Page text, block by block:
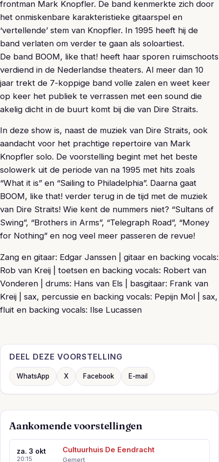
frontman Mark Knopfler. De band kenmerkte zich door
het onmiskenbare karakteristieke gitaarspel en
‘vertellende’ stem van Knopfler. In 1995 heeft hij de
band verlaten om verder te gaan als soloartiest.
De band BOOM, like that! heeft haar sporen ruimschoots
verdiend in de Nederlandse theaters. Al meer dan 10
jaar trekt de 7-koppige band volle zalen en weet keer
op keer het publiek te verrassen met een sound die
akelig dicht in de buurt komt bij die van Dire Straits.
In deze show is, naast de muziek van Dire Straits, ook
aandacht voor het prachtige repertoire van Mark
Knopfler solo. De voorstelling begint met het beste
solowerk uit de periode van na 1995 met hits zoals
“What it is” en “Sailing to Philadelphia”. Daarna gaat
BOOM, like that! verder terug in de tijd met de muziek
van Dire Straits! Wie kent de nummers niet? “Sultans of
Swing”, “Brothers in Arms”, “Telegraph Road”, “Money
for Nothing” en nog veel meer passeren de revue!
Zang en gitaar: Edgar Janssen | gitaar en backing vocals:
Rob van Kreij | toetsen en backing vocals: Robert van
Vonderen | drums: Hans van Els | basgitaar: Frank van
Kreij | sax, percussie en backing vocals: Pepijn Mol | sax,
fluit en backing vocals: Ilse Lucassen
DEEL DEZE VOORSTELLING
WhatsApp X Facebook E-mail
Aankomende voorstellingen
za. 3 okt
20:15
Cultuurhuis De Eendracht
Gemert